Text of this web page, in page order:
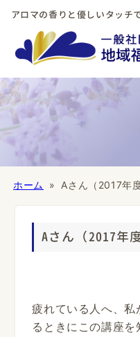
アロマの香りと優しいタッチ
ホーム Aさん（2017年
Aさん（2017年
疲れている人へ、私
るときにこの講座を